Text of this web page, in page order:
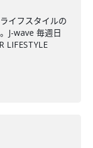
イフスタイルの
J-wave 毎週日
LIFESTYLE